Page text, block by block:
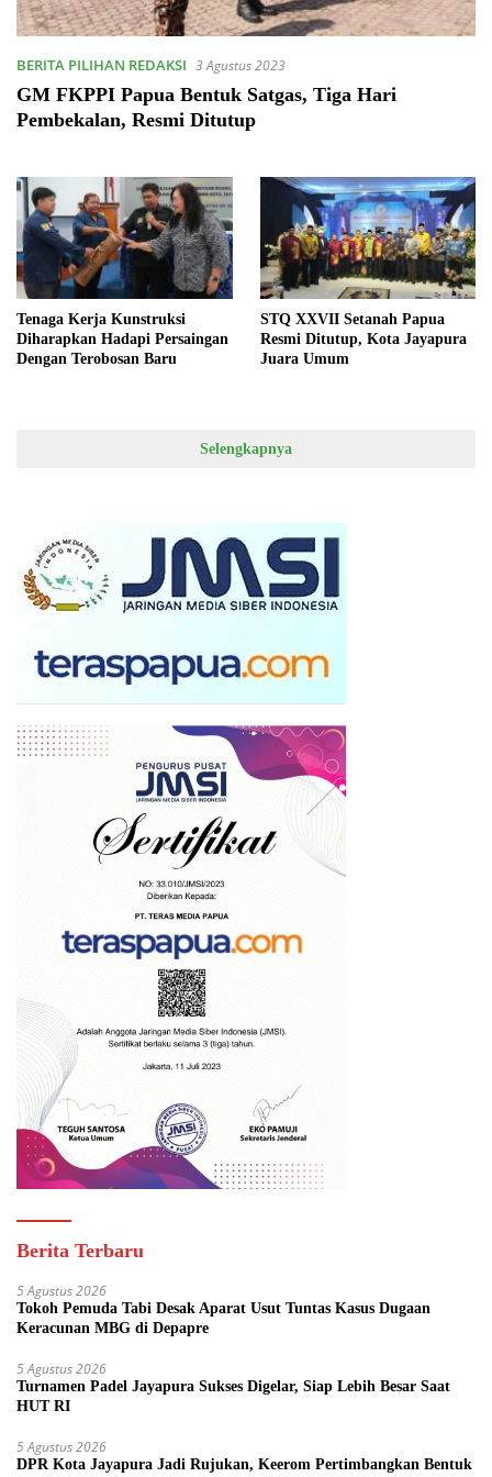
BERITA PILIHAN REDAKSI 3 Agustus 2023
GM FKPPI Papua Bentuk Satgas, Tiga Hari
Pembekalan, Resmi Ditutup
Tenaga Kerja Kunstruksi
Diharapkan Hadapi Persaingan
Dengan Terobosan Baru
STQ XXVII Setanah Papua
Resmi Ditutup, Kota Jayapura
Juara Umum
Selengkapnya
Berita Terbaru
5 Agustus 2026
Tokoh Pemuda Tabi Desak Aparat Usut Tuntas Kasus Dugaan
Keracunan MBG di Depapre
5 Agustus 2026
Turnamen Padel Jayapura Sukses Digelar, Siap Lebih Besar Saat
HUT RI
5 Agustus 2026
DPR Kota Jayapura Jadi Rujukan, Keerom Pertimbangkan Bentuk